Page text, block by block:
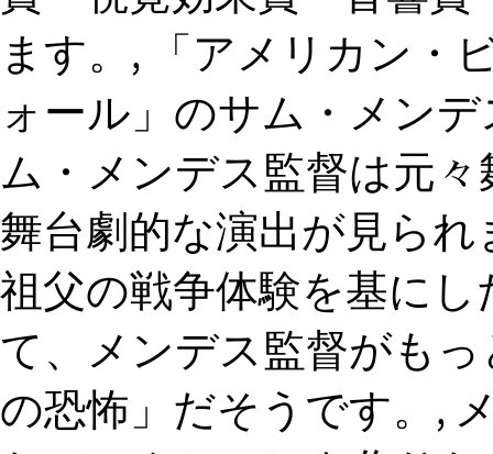
ます。, 「アメリカン・
ォール」のサム・メン
ム・メンデス監督は元
舞台劇的な演出が見ら
祖父の戦争体験を基に
て、メンデス監督がも
の恐怖」だそうです。,